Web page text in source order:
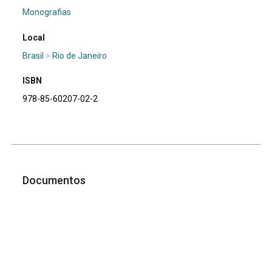
Monografias
Local
Brasil > Rio de Janeiro
ISBN
978-85-60207-02-2
Documentos